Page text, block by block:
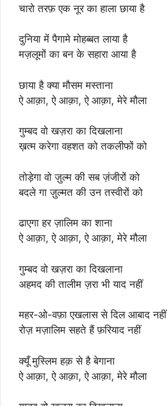
चारो तरफ़ एक नूर का हाला छाया है
दुनिया में पैगामे मोहब्बत लाया है
मज़लूमों का बन के सहारा आया है
छाया है क्या मौसम मस्ताना
ऐ आक़ा, ऐ आक़ा, ऐ आक़ा, मेरे मौला
गुम्बद वो खज़रा का दिखलाना
ख़त्म करेगा वहशत को तकलीफों को
तोड़ेगा वो ज़ुल्म की सब ज़ंजीरों को
बदले गा ज़ुल्मत की उन तस्वीरों को
ढाएगा हर ज़ालिम का शाना
ऐ आक़ा, ऐ आक़ा, ऐ आक़ा, मेरे मौला
गुम्बद वो खज़रा का दिखलाना
अहमद की तालीम ज़रा भी याद नहीं
महर-ओ-वफ़ा एखलास से दिल आबाद नहीं
रोज़ मज़ालिम सहते हैं फ़रियाद नहीं
क्यूँ मुस्लिम हक़ से है बेगाना
ऐ आक़ा, ऐ आक़ा, ऐ आक़ा, मेरे मौला